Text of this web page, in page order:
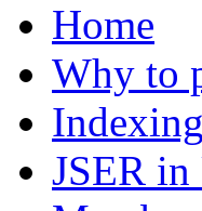
Home
Why to
JSER